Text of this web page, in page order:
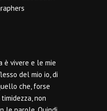
vivere e le mie
del mio io, di
che, forse
non